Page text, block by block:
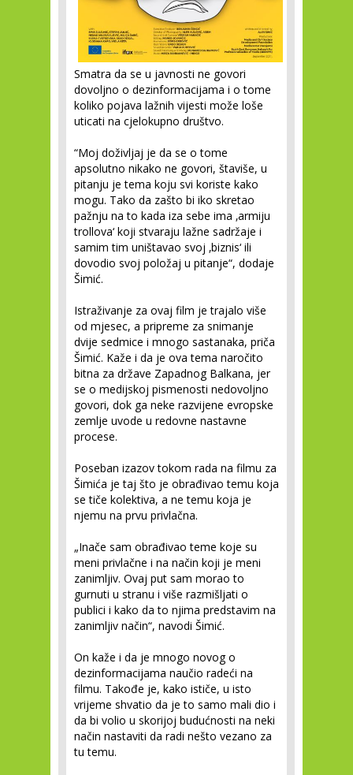
Smatra da se u javnosti ne govori
dovoljno o dezinformacijama i o tome
koliko pojava lažnih vijesti može loše
uticati na cjelokupno društvo.
“Moj doživljaj je da se o tome
apsolutno nikako ne govori, štaviše, u
pitanju je tema koju svi koriste kako
mogu. Tako da zašto bi iko skretao
pažnju na to kada iza sebe ima ‚armiju
trollova‘ koji stvaraju lažne sadržaje i
samim tim uništavao svoj ‚biznis‘ ili
dovodio svoj položaj u pitanje“, dodaje
Šimić.
Istraživanje za ovaj film je trajalo više
od mjesec, a pripreme za snimanje
dvije sedmice i mnogo sastanaka, priča
Šimić. Kaže i da je ova tema naročito
bitna za države Zapadnog Balkana, jer
se o medijskoj pismenosti nedovoljno
govori, dok ga neke razvijene evropske
zemlje uvode u redovne nastavne
procese.
Poseban izazov tokom rada na filmu za
Šimića je taj što je obrađivao temu koja
se tiče kolektiva, a ne temu koja je
njemu na prvu privlačna.
„Inače sam obrađivao teme koje su
meni privlačne i na način koji je meni
zanimljiv. Ovaj put sam morao to
gurnuti u stranu i više razmišljati o
publici i kako da to njima predstavim na
zanimljiv način“, navodi Šimić.
On kaže i da je mnogo novog o
dezinformacijama naučio radeći na
filmu. Takođe je, kako ističe, u isto
vrijeme shvatio da je to samo mali dio i
da bi volio u skorijoj budućnosti na neki
način nastaviti da radi nešto vezano za
tu temu.